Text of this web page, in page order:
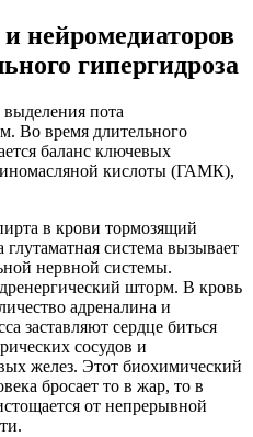
нейромедиаторов
гипергидроза
пота
Во время длительного
баланс ключевых
кислоты (ГАМК),
в крови тормозящий
система вызывает
нервной системы.
шторм. В кровь
адреналина и
заставляют сердце биться
сосудов и
желез. Этот биохимический
бросает то в жар, то в
от непрерывной